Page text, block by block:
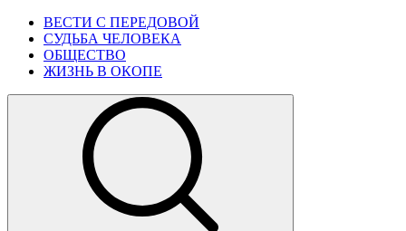
Skip
content
Primary
Menu
ВЕСТИ С ПЕРЕДОВОЙ
СУДЬБА ЧЕЛОВЕКА
ОБЩЕСТВО
ЖИЗНЬ В ОКОПЕ